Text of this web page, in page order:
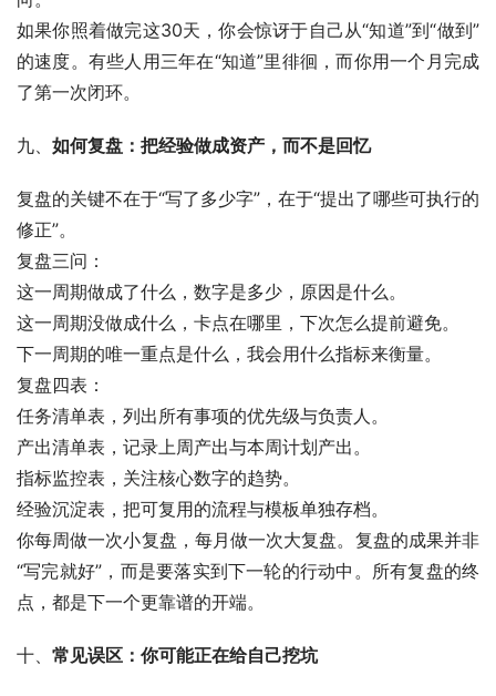
如果你照着做完这30天，你会惊讶于自己从“知道”到“做到”
的速度。有些人用三年在“知道”里徘徊，而你用一个月完成
了第一次闭环。
九、 如何复盘：把经验做成资产，而不是回忆
复盘的关键不在于“写了多少字”，在于“提出了哪些可执行的
修正”。
复盘三问：
这一周期做成了什么，数字是多少，原因是什么。
这一周期没做成什么，卡点在哪里，下次怎么提前避免。
下一周期的唯一重点是什么，我会用什么指标来衡量。
复盘四表：
任务清单表，列出所有事项的优先级与负责人。
产出清单表，记录上周产出与本周计划产出。
指标监控表，关注核心数字的趋势。
经验沉淀表，把可复用的流程与模板单独存档。
你每周做一次小复盘，每月做一次大复盘。复盘的成果并非
“写完就好”，而是要落实到下一轮的行动中。所有复盘的终
点，都是下一个更靠谱的开端。
十、 常见误区：你可能正在给自己挖坑